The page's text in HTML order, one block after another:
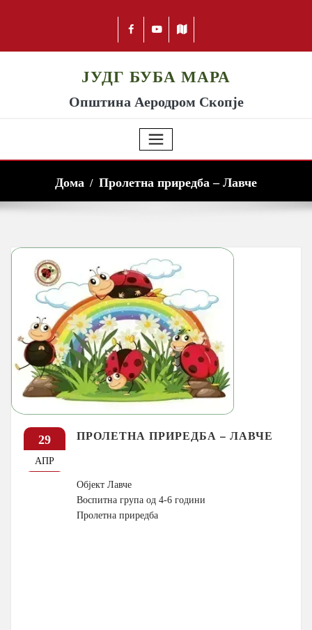
ЈУДГ БУБА МАРА
Општина Аеродром Скопје
Дома Пролетна приредба – Лавче
29
АПР
ПРОЛЕТНА ПРИРЕДБА – ЛАВЧЕ
Објект Лавче
Воспитна група од 4-6 години
Пролетна приредба